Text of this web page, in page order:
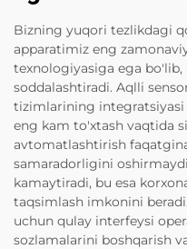
Bizning yuqori tezlikdagi
apparatimiz eng
texnologiyasiga ega
soddalashtiradi. Aqlli
tizimlarining
eng kam to'xtash vaqtida
avtomatlashtirish
samaradorligini
kamaytiradi, bu esa
taqsimlash imkonini
uchun qulay interfeysi
sozlamalarini boshqarish